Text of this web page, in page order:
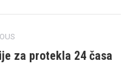
za protekla 24 časa